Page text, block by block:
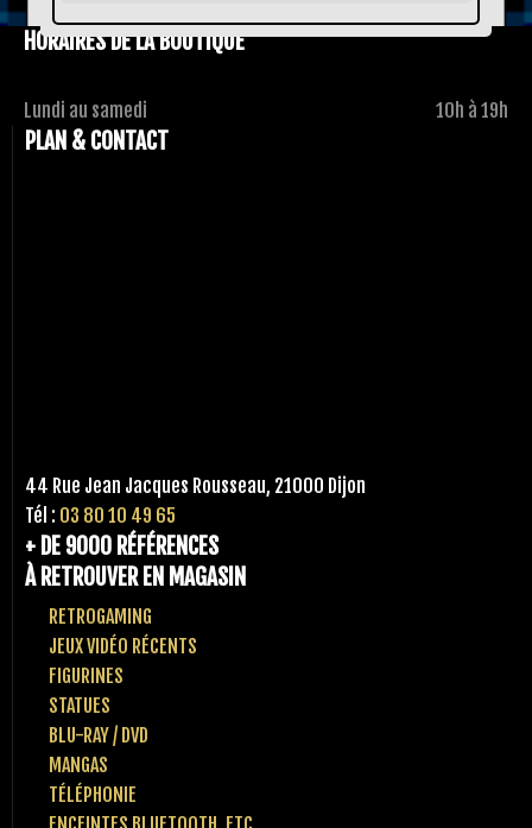
HORAIRES DE LA BOUTIQUE
Lundi au samedi 10h à 19h
PLAN & CONTACT
44 Rue Jean Jacques Rousseau, 21000 Dijon
Tél : 03 80 10 49 65
+ DE 9000 RÉFÉRENCES
À RETROUVER EN MAGASIN
RETROGAMING
JEUX VIDÉO RÉCENTS
FIGURINES
STATUES
BLU-RAY / DVD
MANGAS
TÉLÉPHONIE